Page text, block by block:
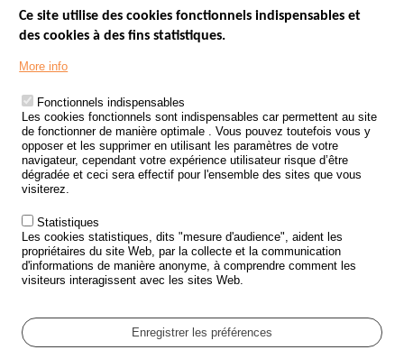
Menu
Footer
LES SITES PUBLICS
ÉTAT DE L’INSÉCURITÉ ROUTIÈRE
TRAITEMENT DES DONNÉES PERSONNELLES DES ACCIDENTS DE
LA ROUTE
ETUDES ET RECHERCHES
APPEL À PROJETS
POLITIQUE DE SÉCURITÉ ROUTIÈRE
Outils
AGENDA
GLOSSAIRE
Cookie settings
Ce site utilise des cookies fonctionnels indispensables et
des cookies à des fins statistiques.
More info
Fonctionnels indispensables
Les cookies fonctionnels sont indispensables car permettent au site
de fonctionner de manière optimale . Vous pouvez toutefois vous y
opposer et les supprimer en utilisant les paramètres de votre
navigateur, cependant votre expérience utilisateur risque d’être
dégradée et ceci sera effectif pour l'ensemble des sites que vous
visiterez.
Statistiques
Les cookies statistiques, dits "mesure d'audience", aident les
propriétaires du site Web, par la collecte et la communication
d'informations de manière anonyme, à comprendre comment les
visiteurs interagissent avec les sites Web.
Enregistrer les préférences